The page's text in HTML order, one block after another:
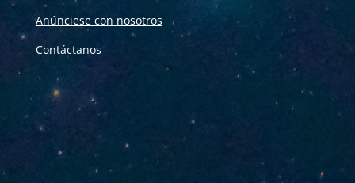
Anúnciese con nosotros
Contáctanos